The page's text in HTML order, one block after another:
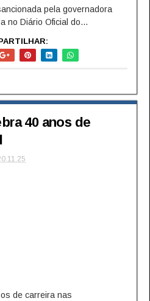
pela governadora
no Diário Oficial do...
40 anos de
de carreira nas